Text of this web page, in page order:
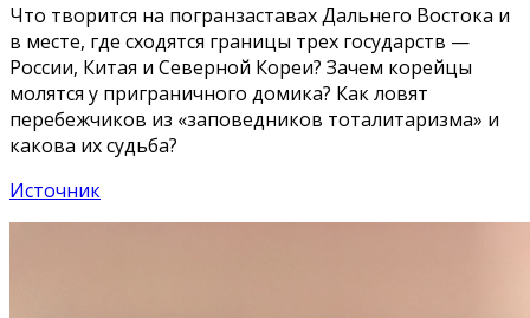
Что творится на погранзаставах Дальнего Востока и
в месте, где сходятся границы трех государств —
России, Китая и Северной Кореи? Зачем корейцы
молятся у приграничного домика? Как ловят
перебежчиков из «заповедников тоталитаризма» и
какова их судьба?
Источник